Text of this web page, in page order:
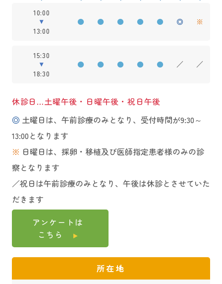
10:00
13:00
● ● ● ● ● ◎ ※
15:30
18:30
● ● ● ● ● ／ ／
休診日…土曜午後・日曜午後・祝日午後
◎ 土曜日は、午前診療のみとなり、受付時間が9:30～
13:00となります
※ 日曜日は、採卵・移植及び医師指定患者様のみの診
察となります
／祝日は午前診療のみとなり、午後は休診とさせていた
だきます
アンケートは
こちら
所在地